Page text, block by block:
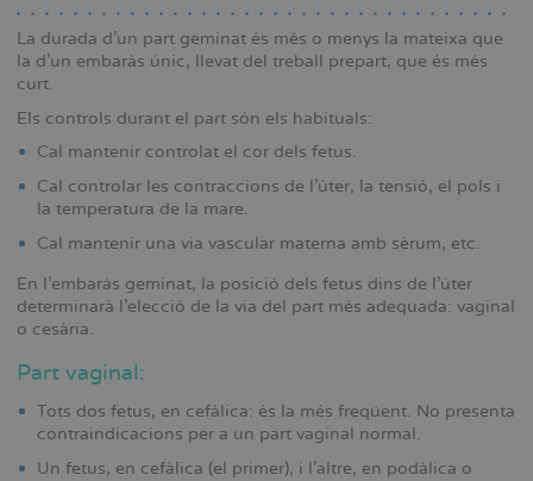
La durada d’un part geminat és més o menys la mateixa que
la d’un embaràs únic, llevat del treball prepart, que és més
curt.
Els controls durant el part són els habituals:
Cal mantenir controlat el cor dels fetus.
Cal controlar les contraccions de l’úter, la tensió, el pols i
la temperatura de la mare.
Cal mantenir una via vascular materna amb sèrum, etc.
En l’embaràs geminat, la posició dels fetus dins de l’úter
determinarà l’elecció de la via del part més adequada: vaginal
o cesària.
Part vaginal:
Tots dos fetus, en cefàlica: és la més freqüent. No presenta
contraindicacions per a un part vaginal normal.
Un fetus, en cefàlica (el primer), i l’altre, en podàlica o